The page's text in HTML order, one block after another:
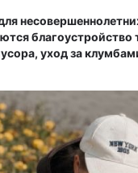
благоустройство
уход за